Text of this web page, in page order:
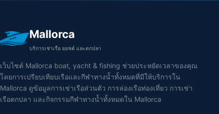
Mallorca
บริการเช่าเรือ ยอชต์ และตกปลา
เว็บไซต์ Mallorca boat, yacht & fishing ช่วยประหยัดเวลาของคุณ
โดยการเปรียบเทียบเรือและกีฬาทางน้ำทั้งหมดที่มีให้บริการใน
Mallorca ดูข้อมูลการเช่าเรือส่วนตัว การล่องเรือท่องเที่ยว การเช่า
เรือตกปลา และกิจกรรมกีฬาทางน้ำทั้งหมดใน Mallorca